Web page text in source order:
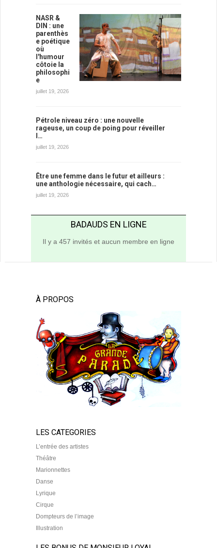
NASR &
DIN : une
parenthès
e poétique
où
l'humour
côtoie la
philosophi
e
juillet 19, 2026
Pétrole niveau zéro : une nouvelle
rageuse, un coup de poing pour réveiller
l…
juillet 19, 2026
Être une femme dans le futur et ailleurs :
une anthologie nécessaire, qui cach…
juillet 19, 2026
BADAUDS EN LIGNE
Il y a 457 invités et aucun membre en ligne
À PROPOS
LES CATEGORIES
L’entrée des artistes
Théâtre
Marionnettes
Danse
Lyrique
Cirque
Dompteurs de l’image
Illustration